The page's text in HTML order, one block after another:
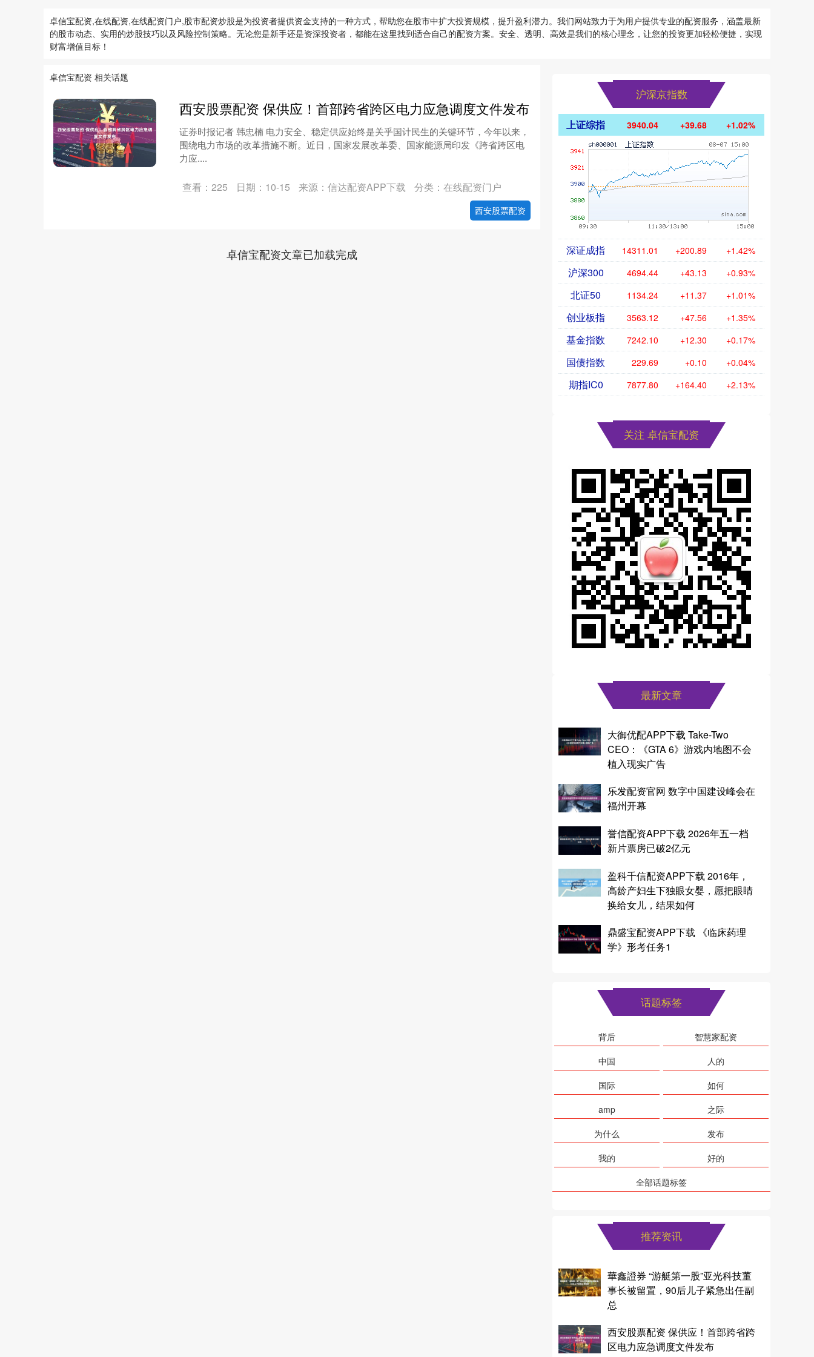
卓信宝配资,在线配资,在线配资门户,股市配资炒股是为投资者提供资金支持的一种方式，帮助您在股市中扩大投资规模，提升盈利潜力。我们网站致力于为用户提供专业的配资服务，涵盖最新
的股市动态、实用的炒股技巧以及风险控制策略。无论您是新手还是资深投资者，都能在这里找到适合自己的配资方案。安全、透明、高效是我们的核心理念，让您的投资更加轻松便捷，实现
财富增值目标！
卓信宝配资 相关话题
西安股票配资 保供应！首部跨省跨区电力应急调度文件发布
证券时报记者 韩忠楠 电力安全、稳定供应始终是关乎国计民生的关键环节，今年以来，
围绕电力市场的改革措施不断。近日，国家发展改革委、国家能源局印发《跨省跨区电
力应....
查看：225 日期：10-15 来源：信达配资APP下载 分类：在线配资门户
西安股票配资
卓信宝配资文章已加载完成
沪深京指数
上证综指 3940.04 +39.68 +1.02%
深证成指 14311.01 +200.89 +1.42%
沪深300 4694.44 +43.13 +0.93%
北证50 1134.24 +11.37 +1.01%
创业板指 3563.12 +47.56 +1.35%
基金指数 7242.10 +12.30 +0.17%
国债指数 229.69 +0.10 +0.04%
期指IC0 7877.80 +164.40 +2.13%
关注 卓信宝配资
最新文章
大御优配APP下载 Take-Two
CEO：《GTA 6》游戏内地图不会
植入现实广告
乐发配资官网 数字中国建设峰会在
福州开幕
誉信配资APP下载 2026年五一档
新片票房已破2亿元
盈科千信配资APP下载 2016年，
高龄产妇生下独眼女婴，愿把眼睛
换给女儿，结果如何
鼎盛宝配资APP下载 《临床药理
学》形考任务1
话题标签
背后
智慧家配资
中国
人的
国际
如何
amp
之际
为什么
发布
我的
好的
全部话题标签
推荐资讯
華鑫證券 “游艇第一股”亚光科技董
事长被留置，90后儿子紧急出任副
总
西安股票配资 保供应！首部跨省跨
区电力应急调度文件发布